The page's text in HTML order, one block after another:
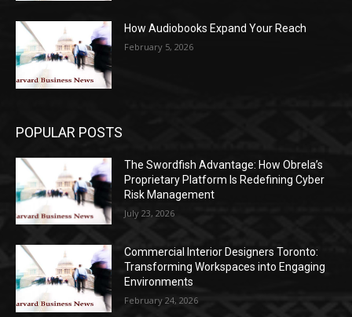
How Audiobooks Expand Your Reach
February 5, 2026
POPULAR POSTS
The Swordfish Advantage: How Obrela’s
Proprietary Platform Is Redefining Cyber
Risk Management
July 23, 2026
Commercial Interior Designers Toronto:
Transforming Workspaces into Engaging
Environments
February 24, 2026